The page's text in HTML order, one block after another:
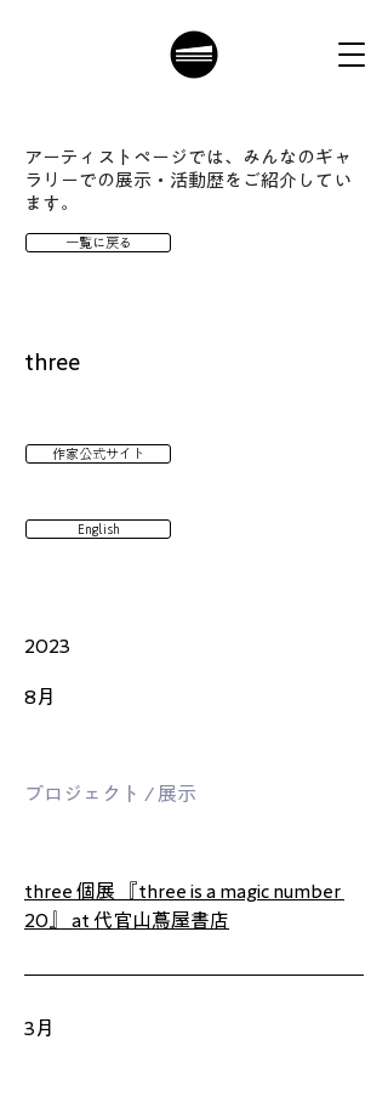
アーティストページでは、みんなのギャ
ラリーでの展示・活動歴をご紹介してい
ます。
一覧に戻る
three
作家公式サイト
English
2023
8月
プロジェクト / 展示
three 個展 『three is a magic number
20 』 at 代官山蔦屋書店
3月